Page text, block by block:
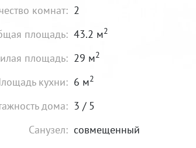
комнат: 2
площадь: 43.2 м2
площадь: 29 м2
кухни: 6 м2
дома: 3 / 5
Санузел: совмещенный